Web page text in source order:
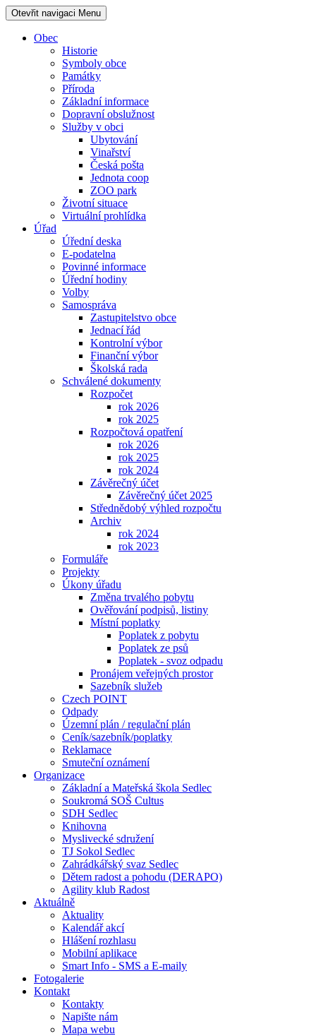
Otevřit navigaci Menu
Obec
Historie
Symboly obce
Památky
Příroda
Základní informace
Dopravní obslužnost
Služby v obci
Ubytování
Vinařství
Česká pošta
Jednota coop
ZOO park
Životní situace
Virtuální prohlídka
Úřad
Úřední deska
E-podatelna
Povinné informace
Úřední hodiny
Volby
Samospráva
Zastupitelstvo obce
Jednací řád
Kontrolní výbor
Finanční výbor
Školská rada
Schválené dokumenty
Rozpočet
rok 2026
rok 2025
Rozpočtová opatření
rok 2026
rok 2025
rok 2024
Závěrečný účet
Závěrečný účet 2025
Střednědobý výhled rozpočtu
Archiv
rok 2024
rok 2023
Formuláře
Projekty
Úkony úřadu
Změna trvalého pobytu
Ověřování podpisů, listiny
Místní poplatky
Poplatek z pobytu
Poplatek ze psů
Poplatek - svoz odpadu
Pronájem veřejných prostor
Sazebník služeb
Czech POINT
Odpady
Územní plán / regulační plán
Ceník/sazebník/poplatky
Reklamace
Smuteční oznámení
Organizace
Základní a Mateřská škola Sedlec
Soukromá SOŠ Cultus
SDH Sedlec
Knihovna
Myslivecké sdružení
TJ Sokol Sedlec
Zahrádkářský svaz Sedlec
Dětem radost a pohodu (DERAPO)
Agility klub Radost
Aktuálně
Aktuality
Kalendář akcí
Hlášení rozhlasu
Mobilní aplikace
Smart Info - SMS a E-maily
Fotogalerie
Kontakt
Kontakty
Napište nám
Mapa webu